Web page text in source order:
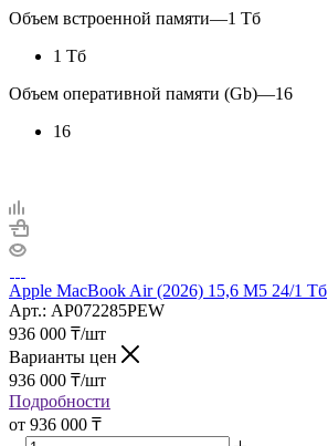
Объем встроенной памяти—1 Тб
1 Тб
Объем оперативной памяти (Gb)—16
16
Apple MacBook Air (2026) 15,6 M5 24/1 Тб
Арт.: AP072285PEW
936 000 ₸/шт
Варианты цен
936 000 ₸/шт
Подробности
от 936 000 ₸